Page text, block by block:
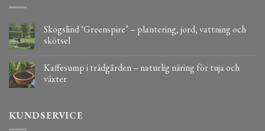
Skogslind ‘Greenspire’ – plantering, jord, vattning och
skötsel
Kaffesump i trädgården – naturlig näring för tuja och
växter
KUNDSERVICE